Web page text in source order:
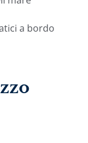
a bordo